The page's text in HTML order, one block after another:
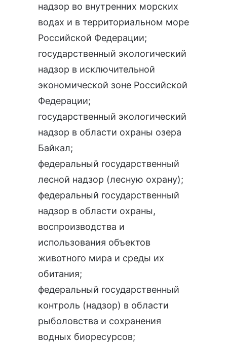
надзор во внутренних морских
водах и в территориальном море
Российской Федерации;
государственный экологический
надзор в исключительной
экономической зоне Российской
Федерации;
государственный экологический
надзор в области охраны озера
Байкал;
федеральный государственный
лесной надзор (лесную охрану);
федеральный государственный
надзор в области охраны,
воспроизводства и
использования объектов
животного мира и среды их
обитания;
федеральный государственный
контроль (надзор) в области
рыболовства и сохранения
водных биоресурсов;